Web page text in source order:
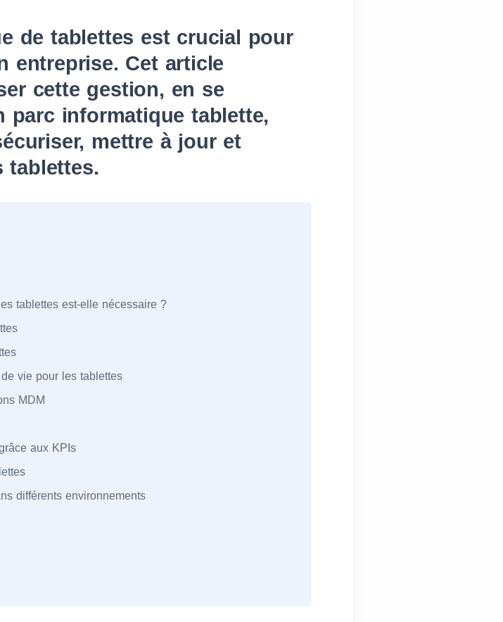
de tablettes est crucial pour
entreprise. Cet article
cette gestion, en se
parc informatique tablette,
mettre à jour et
tablettes.
tablettes est-elle nécessaire ?
vie pour les tablettes
MDM
aux KPIs
différents environnements